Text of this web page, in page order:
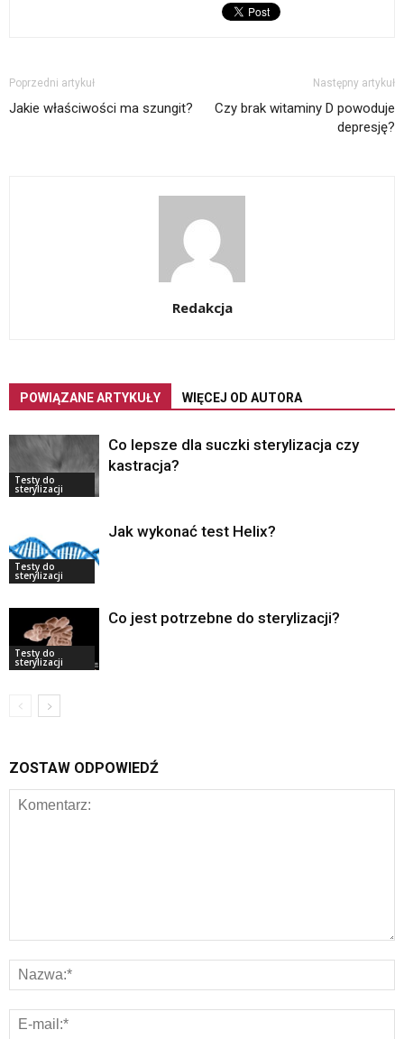
Poprzedni artykuł
Jakie właściwości ma szungit?
Następny artykuł
Czy brak witaminy D powoduje
depresję?
Redakcja
POWIĄZANE ARTYKUŁY WIĘCEJ OD AUTORA
Testy do
sterylizacji
Co lepsze dla suczki sterylizacja czy
kastracja?
Testy do
sterylizacji
Jak wykonać test Helix?
Testy do
sterylizacji
Co jest potrzebne do sterylizacji?
ZOSTAW ODPOWIEDŹ